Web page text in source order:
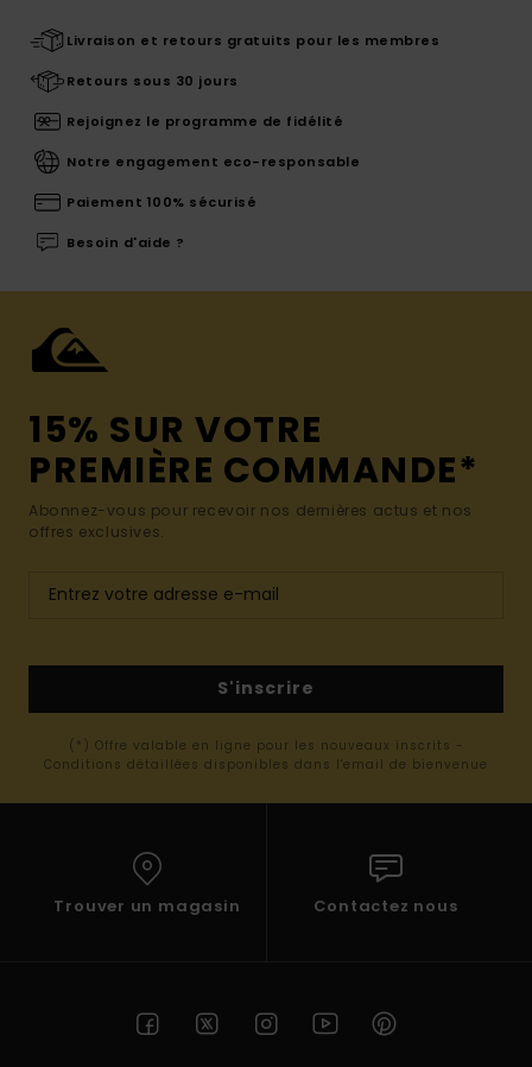
Livraison et retours gratuits pour les membres
Retours sous 30 jours
Rejoignez le programme de fidélité
Notre engagement eco-responsable
Paiement 100% sécurisé
Besoin d'aide ?
15% SUR VOTRE
PREMIÈRE COMMANDE*
Abonnez-vous pour recevoir nos dernières actus et nos
offres exclusives.
S'inscrire
(*) Offre valable en ligne pour les nouveaux inscrits -
Conditions détaillées disponibles dans l'email de bienvenue
Trouver un magasin Contactez nous